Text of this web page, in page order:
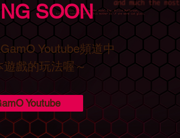
SOON
Youtube頻道中
遊戲的玩法喔～
Youtube